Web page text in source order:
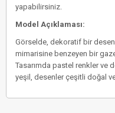
yapabilirsiniz.
Model Açıklaması:
Görselde, dekoratif bir
mimarisine benzeyen bir
Tasarımda pastel renkler ve
yeşil, desenler çeşitli doğal